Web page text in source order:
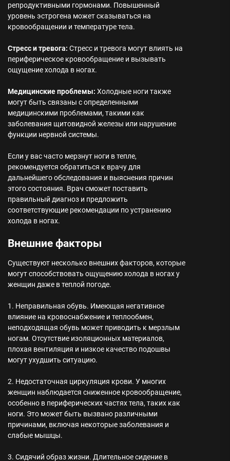
репродуктивными гормонами. Повышенный
уровень эстрогена может сказываться на
кровообращении и температуре тела.
Стресс и тревога: Стресс и тревога могут влиять на
периферическое кровообращение и вызывать
ощущение холода в ногах.
Медицинские проблемы: Холодные ноги также
могут быть связаны с определенными
медицинскими проблемами, такими как
заболевания щитовидной железы или нарушение
функции нервной системы.
Если у вас часто мерзнут ноги в тепле,
рекомендуется обратиться к врачу для
дальнейшего обследования и выяснения причин
этого состояния. Врач сможет поставить
правильный диагноз и предложить
соответствующие рекомендации по устранению
холода в ногах.
Внешние факторы
Существуют несколько внешних факторов, которые
могут способствовать ощущению холода в ногах у
женщин даже в теплой погоде.
1. Неправильная обувь. Имеющая негативное
влияние на кровоснабжение и теплообмен,
неподходящая обувь может приводить к мерзлым
ногам. Отсутствие изоляционных материалов,
плохая вентиляция и низкое качество подошвы
могут ухудшить ситуацию.
2. Недостаточная циркуляция крови. У многих
женщин наблюдается сниженное кровообращение,
особенно в периферических частях тела, таких как
ноги. Это может быть вызвано различными
причинами, включая некоторые заболевания и
слабые мышцы.
3. Сидячий образ жизни. Длительное сидение в